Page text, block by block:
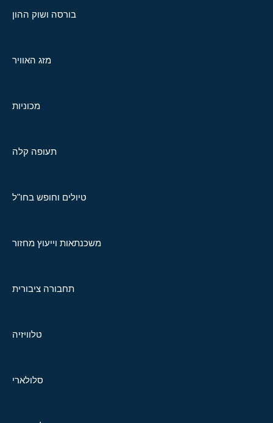
בורסה ושוק ההון
מזג האוויר
מכוניות
תעופה קלה
טיולים וחופש בחו"ל
משכנתאות וייעוץ מחזור
תחבורה ציבורית
טלוויזיה
סלולארי